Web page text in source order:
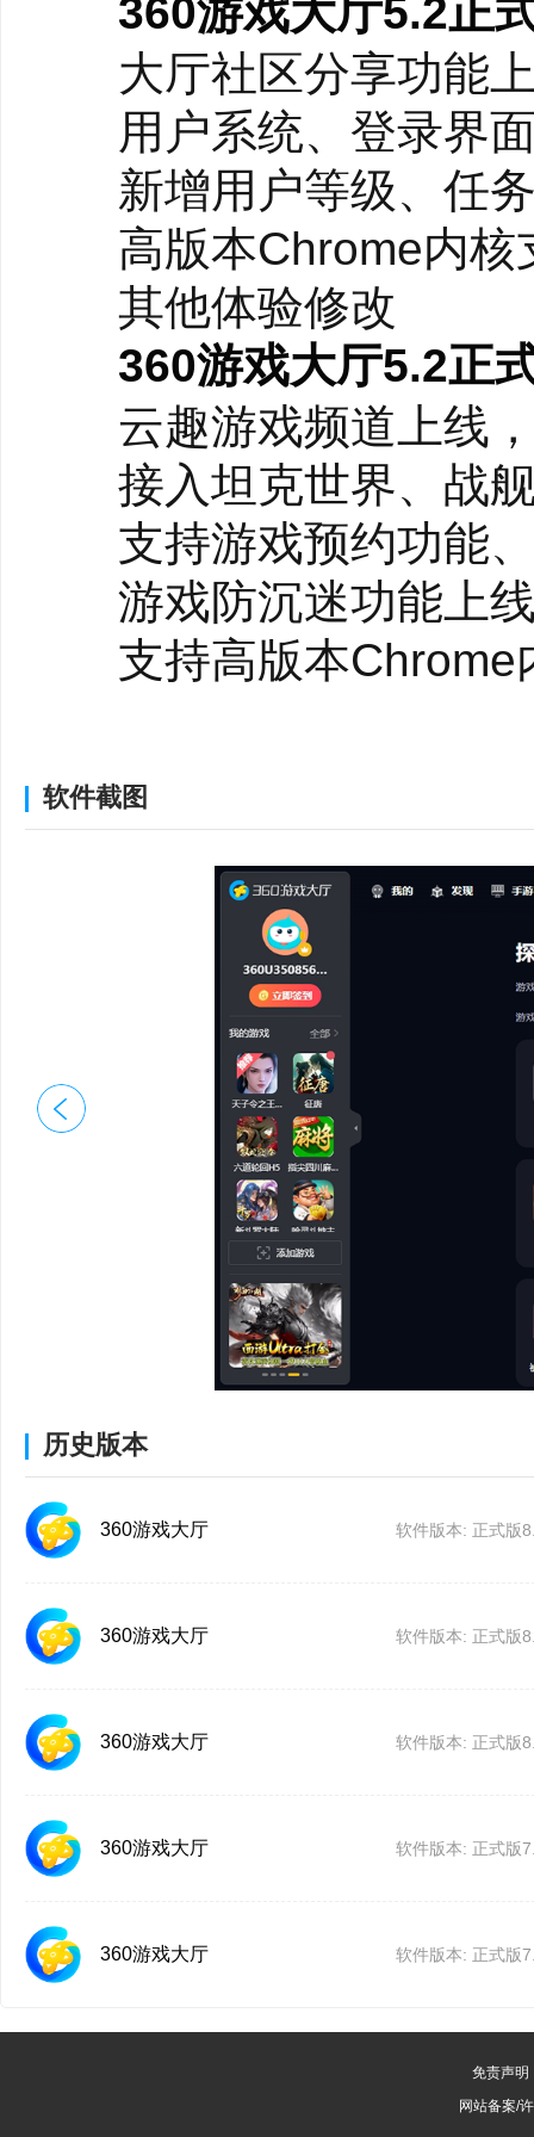
强用户粘性。
360游戏大厅适合
1、喜欢在电脑上玩
2、经常寻找新游戏的
推荐内容的玩家。
3、想快速进入游戏
望一键查找和启动游戏
4、关注游戏礼包和
提升游戏性价比的玩家
5、轻度休闲玩家：
小游戏或轻量游戏的用
6、常玩网页游戏或
游戏等资源，比较适合
7、对游戏兼容性有
减少启动异常的玩家。
8、想集中管理游戏入
望统一管理和快速打开
360游戏大厅特性
360游戏大厅5.2正
大厅社区分享功能
用户系统、登录界
新增用户等级、任
高版本Chrome内核
其他体验修改
360游戏大厅5.2正
云趣游戏频道上线，
接入坦克世界、战舰
支持游戏预约功能、
游戏防沉迷功能上
支持高版本Chrome
360游戏大厅5.2正式
手游模拟器上线
接入游戏防沉迷
重构内存优化工具
修复工具增加清除
其他体验修改
360游戏大厅5.2正
多彩换肤上线
UI界面重构
弹窗功能修改
优化软件体验
修改若干bug
360游戏大厅5.2正式
360游戏大厅五周年
新增换肤功能
批量打开小号
批量导入小号
优化整体UI细节效
其他bug修改
360游戏大厅5.2公
全面解决白屏问题及
键鼠录播对固定窗
软件截图
历史版本
360游戏大厅 软件版本: 正式版
360游戏大厅 软件版本: 正式版
360游戏大厅 软件版本: 正式版
360游戏大厅 软件版本: 正式版
360游戏大厅 软件版本: 正式版
免责声明
网站备案/